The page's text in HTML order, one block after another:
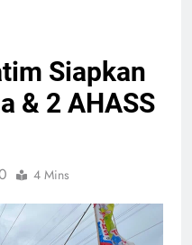
Siapkan
& 2 AHASS
4 Mins